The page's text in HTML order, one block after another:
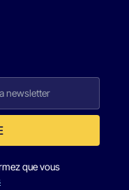
que vous